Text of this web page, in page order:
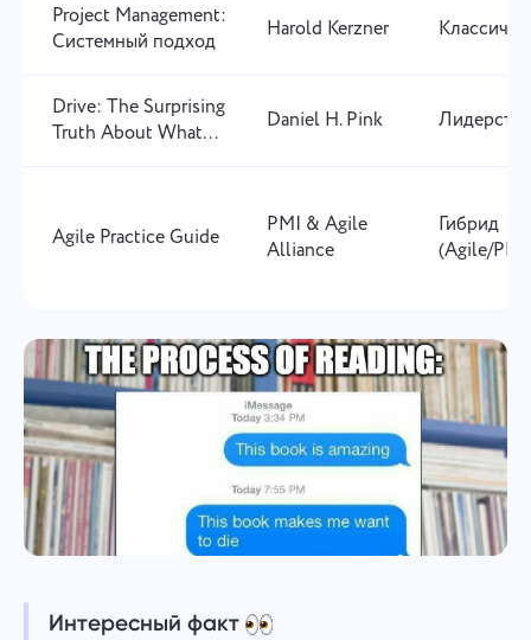
Project Management:
Системный подход
Harold Kerzner
Drive: The Surprising
Truth About What...
Daniel H. Pink Лидерство
Agile Practice Guide
PMI & Agile
Alliance
Гибрид
(Agile/
Интересный факт